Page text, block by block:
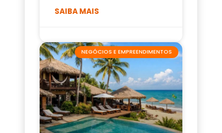
SAIBA MAIS
NEGÓCIOS E EMPREENDIMENTOS